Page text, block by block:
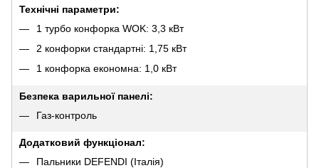
Технічні параметри:
1 турбо конфорка WOK: 3,3 кВт
2 конфорки стандартні: 1,75 кВт
1 конфорка економна: 1,0 кВт
Безпека варильної панелі:
Газ-контроль
Додатковий функціонал:
Пальники DEFENDI (Італія)